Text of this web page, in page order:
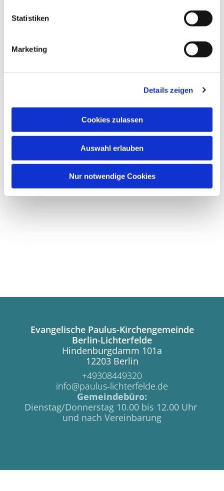
Statistiken
Marketing
Details zeigen
Cookies zulassen
Auswahl erlauben
Nur notwendige Cookies
Dies könnte Sie auch
Evangelische Paulus-Kirchengemeinde
Berlin-Lichterfelde
Hindenburgdamm 101a
12203 Berlin
+49308449320
info@paulus-lichterfelde.de
Gemeindebüro:
Dienstag/Donnerstag 10.00 bis 12.00 Uhr
und nach Vereinbarung